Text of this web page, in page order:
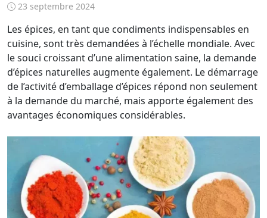
23 septembre 2024
Les épices, en tant que condiments indispensables en
cuisine, sont très demandées à l’échelle mondiale. Avec
le souci croissant d’une alimentation saine, la demande
d’épices naturelles augmente également. Le démarrage
de l’activité d’emballage d’épices répond non seulement
à la demande du marché, mais apporte également des
avantages économiques considérables.